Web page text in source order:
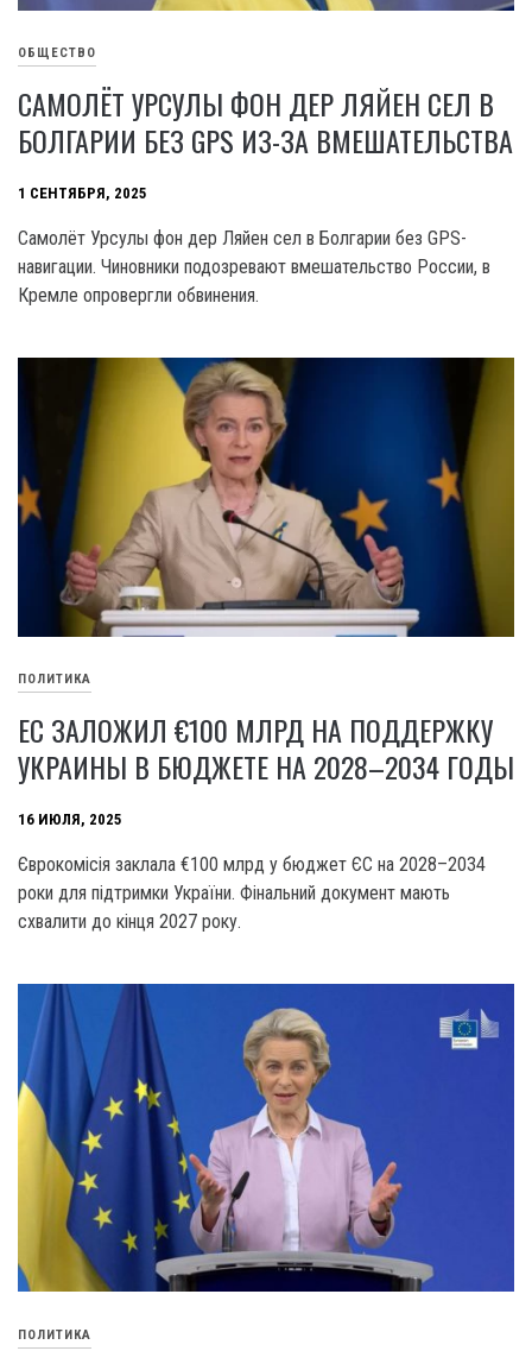
ОБЩЕСТВО
САМОЛЁТ УРСУЛЫ ФОН ДЕР ЛЯЙЕН СЕЛ В
БОЛГАРИИ БЕЗ GPS ИЗ-ЗА ВМЕШАТЕЛЬСТВА
1 СЕНТЯБРЯ, 2025
Самолёт Урсулы фон дер Ляйен сел в Болгарии без GPS-
навигации. Чиновники подозревают вмешательство России, в
Кремле опровергли обвинения.
ПОЛИТИКА
ЕС ЗАЛОЖИЛ €100 МЛРД НА ПОДДЕРЖКУ
УКРАИНЫ В БЮДЖЕТЕ НА 2028–2034 ГОДЫ
16 ИЮЛЯ, 2025
Єврокомісія заклала €100 млрд у бюджет ЄС на 2028–2034
роки для підтримки України. Фінальний документ мають
схвалити до кінця 2027 року.
ПОЛИТИКА